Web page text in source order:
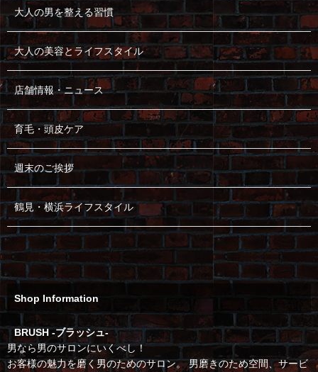
大人の男を整える習慣
大人の美容とライフスタイル
店舗情報・ニュース
育毛・頭皮ケア
週末のご挨拶
鶴見・横浜ライフスタイル
Shop Information
BRUSH -ブラッシュ-
男なら男のサロンにいくべし！
お客様の魅力を磨く男のためのサロン。 男磨きのため空間、サービ